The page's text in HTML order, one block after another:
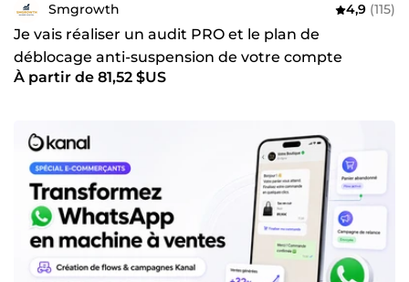
Smgrowth 4,9 (115)
Je vais réaliser un audit PRO et le plan de
déblocage anti-suspension de votre compte
Merchant Center
À partir de 81,52 $US